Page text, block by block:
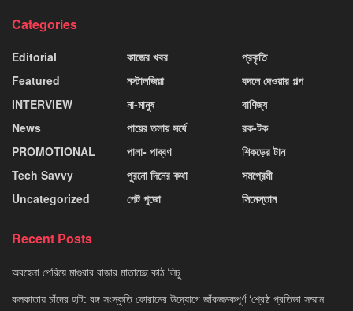
Categories
Editorial
Featured
INTERVIEW
News
PROMOTIONAL
Tech Savvy
Uncategorized
কাজের খবর
নস্টালজিয়া
না-মানুষ
পায়ের তলায় সর্ষে
পালা- পাব্বণ
পুরনো দিনের কথা
পেট পুজো
প্রকৃতি
বদলে দেওয়ার গল্প
বাণিজ্য
রক-টক
শিকড়ের টান
সমপ্রেমী
সিনেস্তান
Recent Posts
অবহেলা পেরিয়ে মাগুরার বাজার মাতাচ্ছে কাঠ লিচু
কলকাতায় চাঁদের হাট: বঙ্গ সংস্কৃতি ফোরামের উদ্যোগে জাঁকজমকপূর্ণ ‘শ্রেষ্ঠ প্রতিভা সম্মান